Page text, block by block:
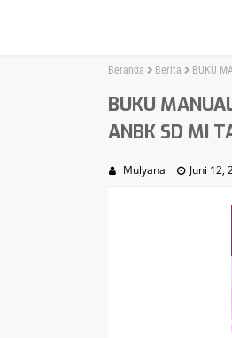
Beranda Berita BUKU
BUKU
ANBK SD MI
Mulyana Juni 12,